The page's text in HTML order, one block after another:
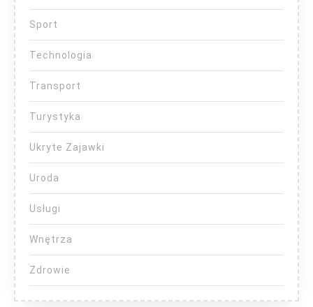
Sport
Technologia
Transport
Turystyka
Ukryte Zajawki
Uroda
Usługi
Wnętrza
Zdrowie